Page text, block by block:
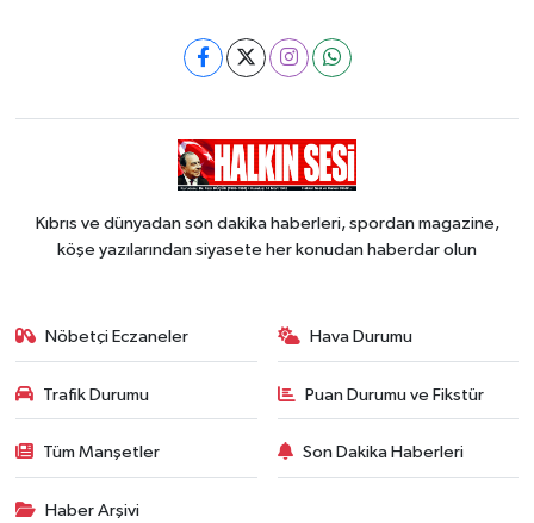
Kıbrıs ve dünyadan son dakika haberleri, spordan magazine,
köşe yazılarından siyasete her konudan haberdar olun
Nöbetçi Eczaneler Hava Durumu
Trafik Durumu Puan Durumu ve Fikstür
Tüm Manşetler Son Dakika Haberleri
Haber Arşivi